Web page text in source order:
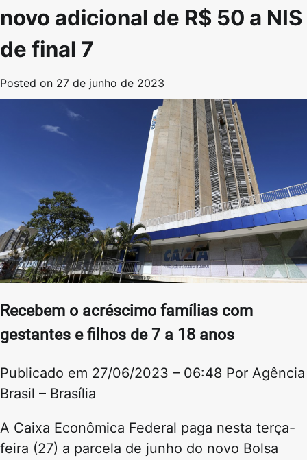
novo adicional de R$ 50 a NIS
de final 7
Posted on 27 de junho de 2023
Recebem o acréscimo famílias com
gestantes e filhos de 7 a 18 anos
Publicado em 27/06/2023 – 06:48 Por Agência
Brasil – Brasília
A Caixa Econômica Federal paga nesta terça-
feira (27) a parcela de junho do novo Bolsa